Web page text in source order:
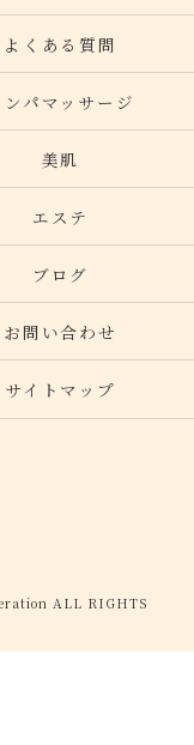
よくある質問
ンパマッサージ
美肌
エステ
ブログ
お問い合わせ
サイトマップ
ALL RIGHTS